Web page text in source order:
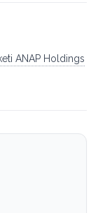
ANAP Holdings